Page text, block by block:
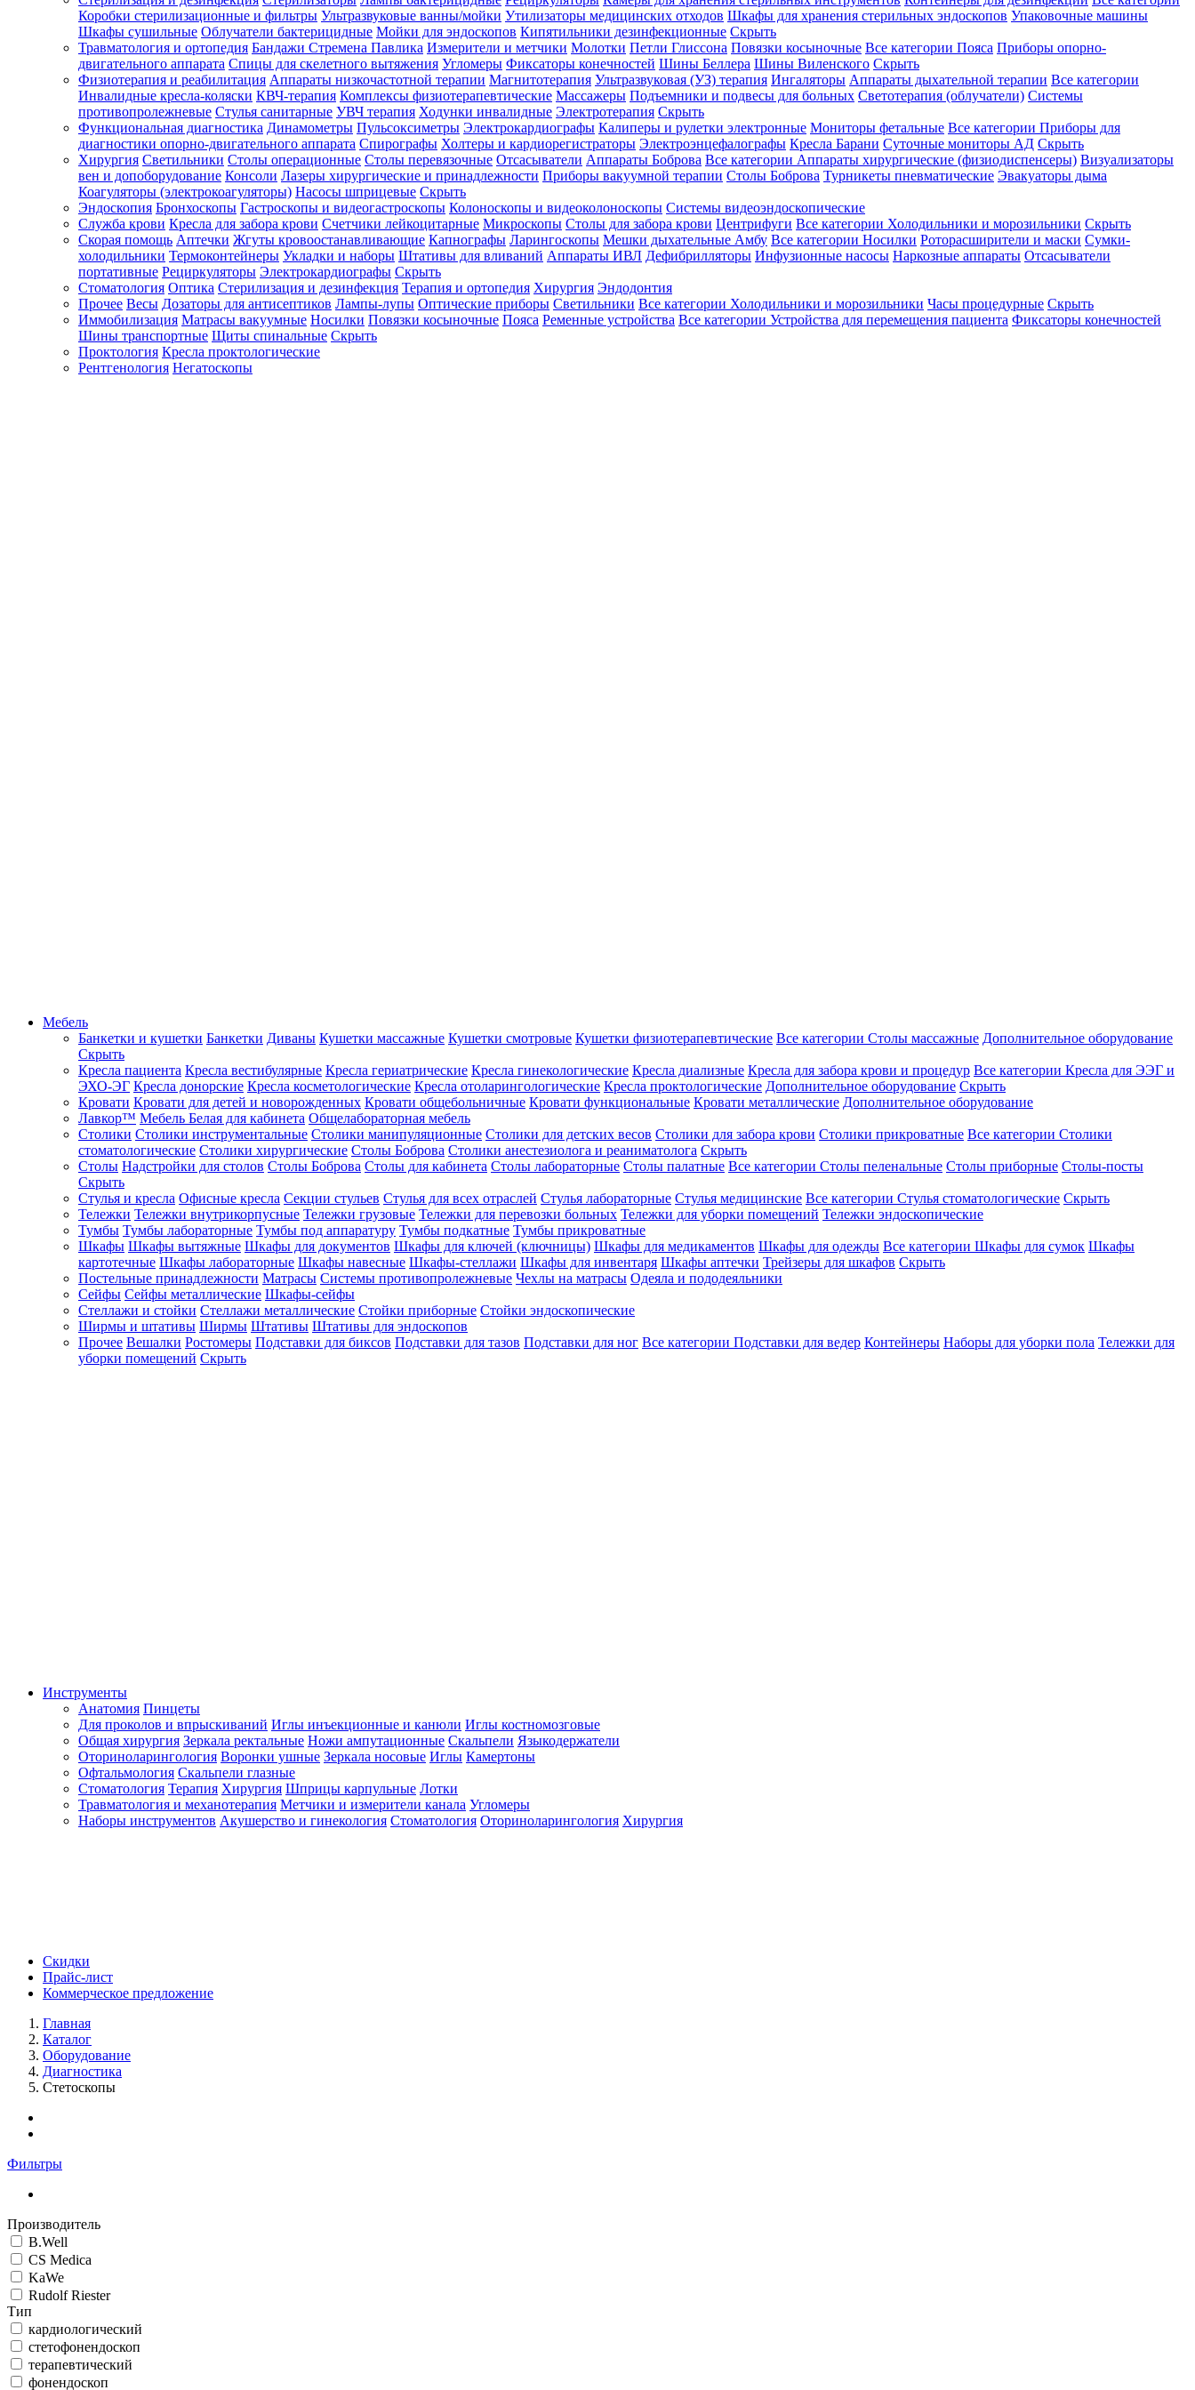
Зарегистрироваться
Зачем
регистрироваться?
Все
покупки
в
одном
месте
Личный
менеджер
Отслеживание
статуса
заказа
Коробки стерилизационные и фильтры Ультразвуковые ванны/мойки Утилизаторы медицинских отходов Шкафы для хранения стерильных эндоскопов Упаковочные машины
Шкафы сушильные Облучатели бактерицидные Мойки для эндоскопов Кипятильники дезинфекционные Скрыть
Травматология и ортопедия Бандажи Стремена Павлика Измерители и метчики Молотки Петли Глиссона Повязки косыночные Все категории Пояса Приборы опорно-
двигательного аппарата Спицы для скелетного вытяжения Угломеры Фиксаторы конечностей Шины Беллера Шины Виленского Скрыть
Физиотерапия и реабилитация Аппараты низкочастотной терапии Магнитотерапия Ультразвуковая (УЗ) терапия Ингаляторы Аппараты дыхательной терапии Все категории
Инвалидные кресла-коляски КВЧ-терапия Комплексы физиотерапевтические Массажеры Подъемники и подвесы для больных Светотерапия (облучатели) Системы
противопролежневые Стулья санитарные УВЧ терапия Ходунки инвалидные Электротерапия Скрыть
Функциональная диагностика Динамометры Пульсоксиметры Электрокардиографы Калиперы и рулетки электронные Мониторы фетальные Все категории Приборы для
диагностики опорно-двигательного аппарата Спирографы Холтеры и кардиорегистраторы Электроэнцефалографы Кресла Барани Суточные мониторы АД Скрыть
Хирургия Светильники Столы операционные Столы перевязочные Отсасыватели Аппараты Боброва Все категории Аппараты хирургические (физиодиспенсеры) Визуализаторы
вен и допоборудование Консоли Лазеры хирургические и принадлежности Приборы вакуумной терапии Столы Боброва Турникеты пневматические Эвакуаторы дыма
Коагуляторы (электрокоагуляторы) Насосы шприцевые Скрыть
Эндоскопия Бронхоскопы Гастроскопы и видеогастроскопы Колоноскопы и видеоколоноскопы Системы видеоэндоскопические
Служба крови Кресла для забора крови Счетчики лейкоцитарные Микроскопы Столы для забора крови Центрифуги Все категории Холодильники и морозильники Скрыть
Скорая помощь Аптечки Жгуты кровоостанавливающие Капнографы Ларингоскопы Мешки дыхательные Амбу Все категории Носилки Роторасширители и маски Сумки-
холодильники Термоконтейнеры Укладки и наборы Штативы для вливаний Аппараты ИВЛ Дефибрилляторы Инфузионные насосы Наркозные аппараты Отсасыватели
портативные Рециркуляторы Электрокардиографы Скрыть
Стоматология Оптика Стерилизация и дезинфекция Терапия и ортопедия Хирургия Эндодонтия
Прочее Весы Дозаторы для антисептиков Лампы-лупы Оптические приборы Светильники Все категории Холодильники и морозильники Часы процедурные Скрыть
Иммобилизация Матрасы вакуумные Носилки Повязки косыночные Пояса Ременные устройства Все категории Устройства для перемещения пациента Фиксаторы конечностей
Шины транспортные Щиты спинальные Скрыть
Проктология Кресла проктологические
Рентгенология Негатоскопы
Мебель
Банкетки и кушетки Банкетки Диваны Кушетки массажные Кушетки смотровые Кушетки физиотерапевтические Все категории Столы массажные Дополнительное оборудование
Скрыть
Кресла пациента Кресла вестибулярные Кресла гериатрические Кресла гинекологические Кресла диализные Кресла для забора крови и процедур Все категории Кресла для ЭЭГ и
ЭХО-ЭГ Кресла донорские Кресла косметологические Кресла отоларингологические Кресла проктологические Дополнительное оборудование Скрыть
Кровати Кровати для детей и новорожденных Кровати общебольничные Кровати функциональные Кровати металлические Дополнительное оборудование
Лавкор™ Мебель Белая для кабинета Общелабораторная мебель
Столики Столики инструментальные Столики манипуляционные Столики для детских весов Столики для забора крови Столики прикроватные Все категории Столики
стоматологические Столики хирургические Столы Боброва Столики анестезиолога и реаниматолога Скрыть
Столы Надстройки для столов Столы Боброва Столы для кабинета Столы лабораторные Столы палатные Все категории Столы пеленальные Столы приборные Столы-посты
Скрыть
Стулья и кресла Офисные кресла Секции стульев Стулья для всех отраслей Стулья лабораторные Стулья медицинские Все категории Стулья стоматологические Скрыть
Тележки Тележки внутрикорпусные Тележки грузовые Тележки для перевозки больных Тележки для уборки помещений Тележки эндоскопические
Тумбы Тумбы лабораторные Тумбы под аппаратуру Тумбы подкатные Тумбы прикроватные
Шкафы Шкафы вытяжные Шкафы для документов Шкафы для ключей (ключницы) Шкафы для медикаментов Шкафы для одежды Все категории Шкафы для сумок Шкафы
картотечные Шкафы лабораторные Шкафы навесные Шкафы-стеллажи Шкафы для инвентаря Шкафы аптечки Трейзеры для шкафов Скрыть
Постельные принадлежности Матрасы Системы противопролежневые Чехлы на матрасы Одеяла и пододеяльники
Сейфы Сейфы металлические Шкафы-сейфы
Стеллажи и стойки Стеллажи металлические Стойки приборные Стойки эндоскопические
Ширмы и штативы Ширмы Штативы Штативы для эндоскопов
Прочее Вешалки Ростомеры Подставки для биксов Подставки для тазов Подставки для ног Все категории Подставки для ведер Контейнеры Наборы для уборки пола Тележки для
уборки помещений Скрыть
Инструменты
Анатомия Пинцеты
Для проколов и впрыскиваний Иглы инъекционные и канюли Иглы костномозговые
Общая хирургия Зеркала ректальные Ножи ампутационные Скальпели Языкодержатели
Оториноларингология Воронки ушные Зеркала носовые Иглы Камертоны
Офтальмология Скальпели глазные
Стоматология Терапия Хирургия Шприцы карпульные Лотки
Травматология и механотерапия Метчики и измерители канала Угломеры
Наборы инструментов Акушерство и гинекология Стоматология Оториноларингология Хирургия
Скидки
Прайс-лист
Коммерческое предложение
Главная
Каталог
Оборудование
Диагностика
Стетоскопы
Фильтры
Производитель
B.Well
CS Medica
KaWe
Rudolf Riester
Тип
кардиологический
стетофонендоскоп
терапевтический
фонендоскоп